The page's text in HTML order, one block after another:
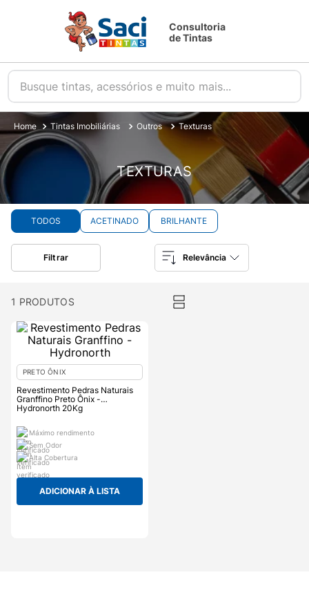
Consultoria
de Tintas
Busque tintas, acessórios e muito mais...
Tintas Imobiliárias Outros Texturas
TEXTURAS
TODOS ACETINADO BRILHANTE
Filtrar Relevância
1 PRODUTOS
PRETO ÔNIX
Revestimento Pedras Naturais
Granffino Preto Ônix -
Hydronorth 20Kg
Máximo rendimento
Sem Odor
Alta Cobertura
ADICIONAR À LISTA